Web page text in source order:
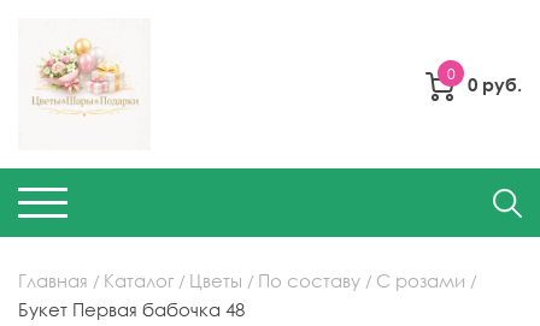
0 0 руб.
Главная Каталог Цветы По составу
С розами
Букет Первая бабочка 48